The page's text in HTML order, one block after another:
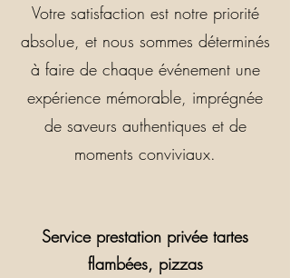
Votre satisfaction est notre priorité
absolue, et nous sommes déterminés
à faire de chaque événement une
expérience mémorable, imprégnée
de saveurs authentiques et de
moments conviviaux.
Service prestation privée tartes
flambées, pizzas